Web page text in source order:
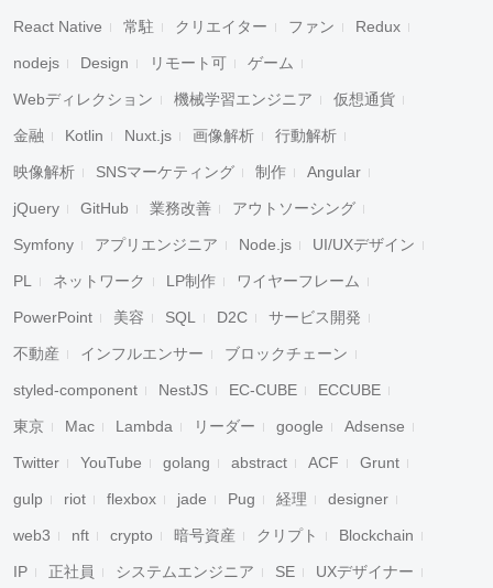
React Native 常駐 クリエイター ファン Redux
nodejs Design リモート可 ゲーム
Webディレクション 機械学習エンジニア 仮想通貨
金融 Kotlin Nuxt.js 画像解析 行動解析
映像解析 SNSマーケティング 制作 Angular
jQuery GitHub 業務改善 アウトソーシング
Symfony アプリエンジニア Node.js UI/UXデザイン
PL ネットワーク LP制作 ワイヤーフレーム
PowerPoint 美容 SQL D2C サービス開発
不動産 インフルエンサー ブロックチェーン
styled-component NestJS EC-CUBE ECCUBE
東京 Mac Lambda リーダー google Adsense
Twitter YouTube golang abstract ACF Grunt
gulp riot flexbox jade Pug 経理 designer
web3 nft crypto 暗号資産 クリプト Blockchain
IP 正社員 システムエンジニア SE UXデザイナー